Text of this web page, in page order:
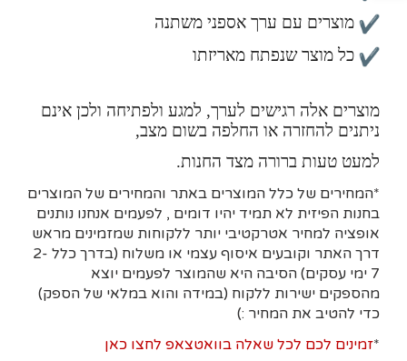
מוצרים עם ערך אספני משתנה
כל מוצר שנפתח מאריזתו
מוצרים אלה רגישים לערך, למגע ולפתיחה ולכן אינם
ניתנים להחזרה או החלפה בשום מצב,
למעט טעות ברורה מצד החנות.
*המחירים של כלל המוצרים באתר והמחירים של המוצרים
בחנות הפיזית לא תמיד יהיו דומים , לפעמים אנחנו נותנים
אופציה למחיר אטרקטיבי יותר ללקוחות שמזמינים מראש
דרך האתר וקובעים איסוף עצמי או משלוח (בדרך כלל 2-
7 ימי עסקים)
הסיבה היא שהמוצר לפעמים יוצא
מהספקים ישירות ללקוח (במידה והוא במלאי של הספק)
כדי להטיב את המחיר :)
*זמינים לכם לכל שאלה בוואטצאפ לחצו כאן